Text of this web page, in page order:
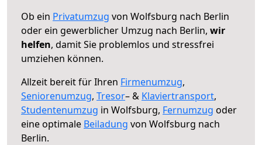
Ob ein Privatumzug von Wolfsburg nach Berlin
oder ein gewerblicher Umzug nach Berlin, wir
helfen, damit Sie problemlos und stressfrei
umziehen können.
Allzeit bereit für Ihren Firmenumzug,
Seniorenumzug, Tresor– & Klaviertransport,
Studentenumzug in Wolfsburg, Fernumzug oder
eine optimale Beiladung von Wolfsburg nach
Berlin.